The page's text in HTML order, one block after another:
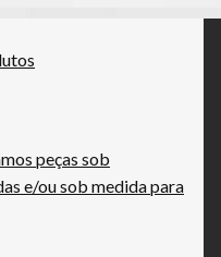
peças sob
e/ou sob medida para